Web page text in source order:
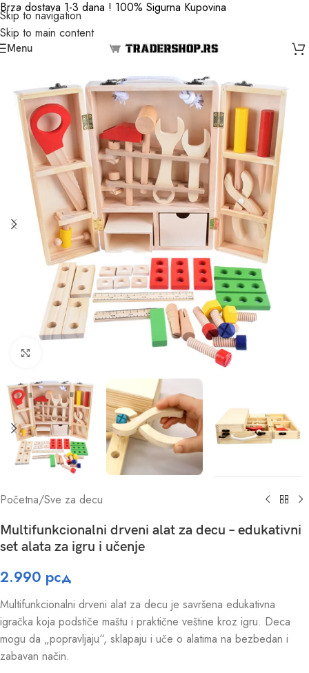
Skip to navigation
Skip to main content
Brza dostava 1-3 dana ! 100% Sigurna Kupovina
Menu
Početna/Sve za decu
Multifunkcionalni drveni alat za decu – edukativni
set alata za igru i učenje
2.990 рсд
Multifunkcionalni drveni alat za decu je savršena edukativna
igračka koja podstiče maštu i praktične veštine kroz igru. Deca
mogu da „popravljaju“, sklapaju i uče o alatima na bezbedan i
zabavan način.